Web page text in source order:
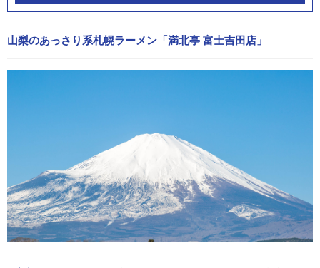
山梨のあっさり系札幌ラーメン「満北亭 富士吉田店」